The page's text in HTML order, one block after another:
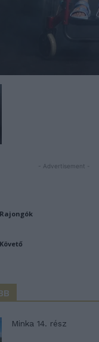
- Advertisement -
Rajongók
Követő
Minka 14. rész